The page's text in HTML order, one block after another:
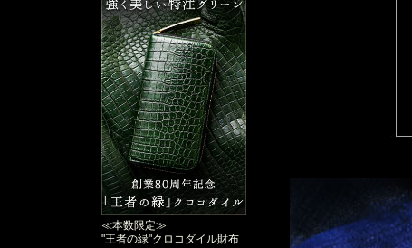
≪本数限定≫
"王者の緑"クロコダイル財布